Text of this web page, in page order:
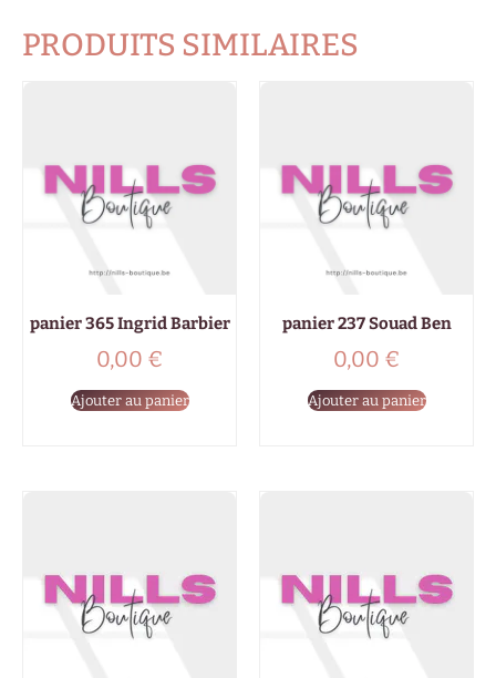
PRODUITS SIMILAIRES
panier 365 Ingrid Barbier
0,00 €
Ajouter au panier
panier 237 Souad Ben
0,00 €
Ajouter au panier